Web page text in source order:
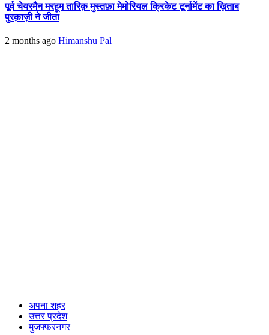
पूर्व चेयरमैन मरहूम तारिक़ मुस्तफ़ा मेमोरियल क्रिकेट टूर्नामेंट का ख़िताब
पुरक़ाज़ी ने जीता
2 months ago Himanshu Pal
अपना शहर
उत्तर प्रदेश
मुजफ्फरनगर